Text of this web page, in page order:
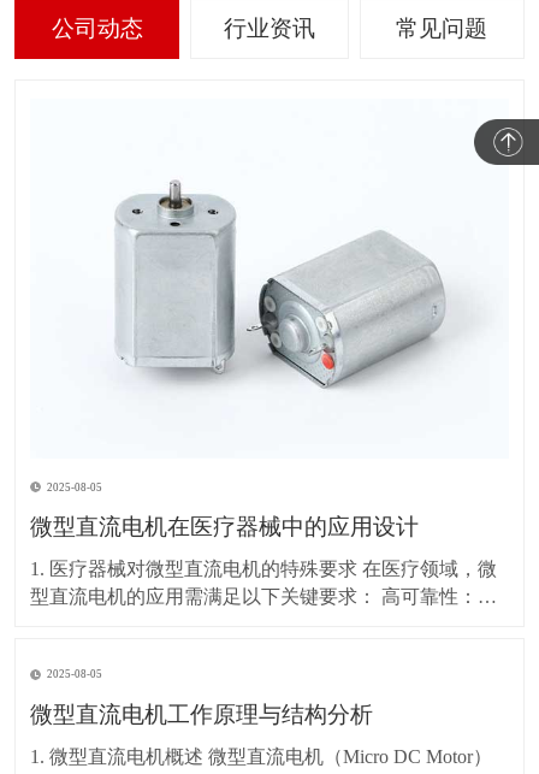
公司动态 行业资讯 常见问题
2025-08-05
微型直流电机在医疗器械中的应用设计
1. 医疗器械对微型直流电机的特殊要求 在医疗领域，微
型直流电机的应用需满足以下关键要求： 高可靠性：长
置调节（如输液泵、手术机器人） 小型化：适应便携式
或植入式医疗设备（如胰岛素泵、内
2025-08-05
微型直流电机工作原理与结构分析
1. 微型直流电机概述 微型直流电机（Micro DC Motor）